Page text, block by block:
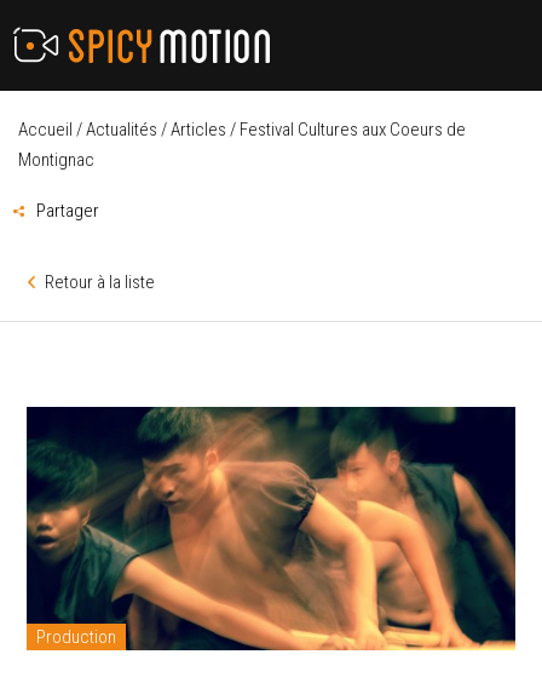
Accueil /Actualités /Articles / Festival Cultures aux Coeurs de
Montignac
Partager
Retour à la liste
Production